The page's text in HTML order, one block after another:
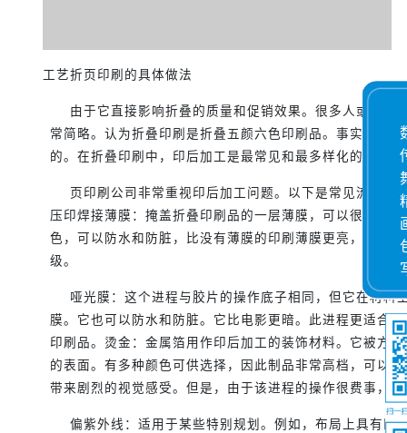
工艺折页印刷的具体做法
由于它直接影响折叠的质量和促销效果。很多人或许认
常简略。认为折叠印刷是折叠五颜六色印刷品。事实上，
的。在折叠印刷中，印后加工是最常见和最多样化的。
页印刷公司非常重视印后加工问题。以下是常见流程的
压印焊接薄膜：掩盖折叠印刷品的一层薄膜，可以很好地
色，可以防水和防脏，比没有薄膜的印刷薄膜更亮，也增
级。
哑光膜：这个进程与胶片的操作底子相同，但它在材料
膜。它也可以防水和防脏。它比电影更暗。此进程更适合
印刷品。烫金：金属箔用作印后加工的装饰材料。它被方
的表面。有多种颜色可供选择，因此制品非常高档，可以
带来剧烈的视觉感受。但是，由于该进程的操作很费事，
偏紫外线：适用于某些特别规划。例如，布局上具有凹